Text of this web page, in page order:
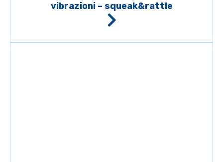
vibrazioni – squeak&rattle